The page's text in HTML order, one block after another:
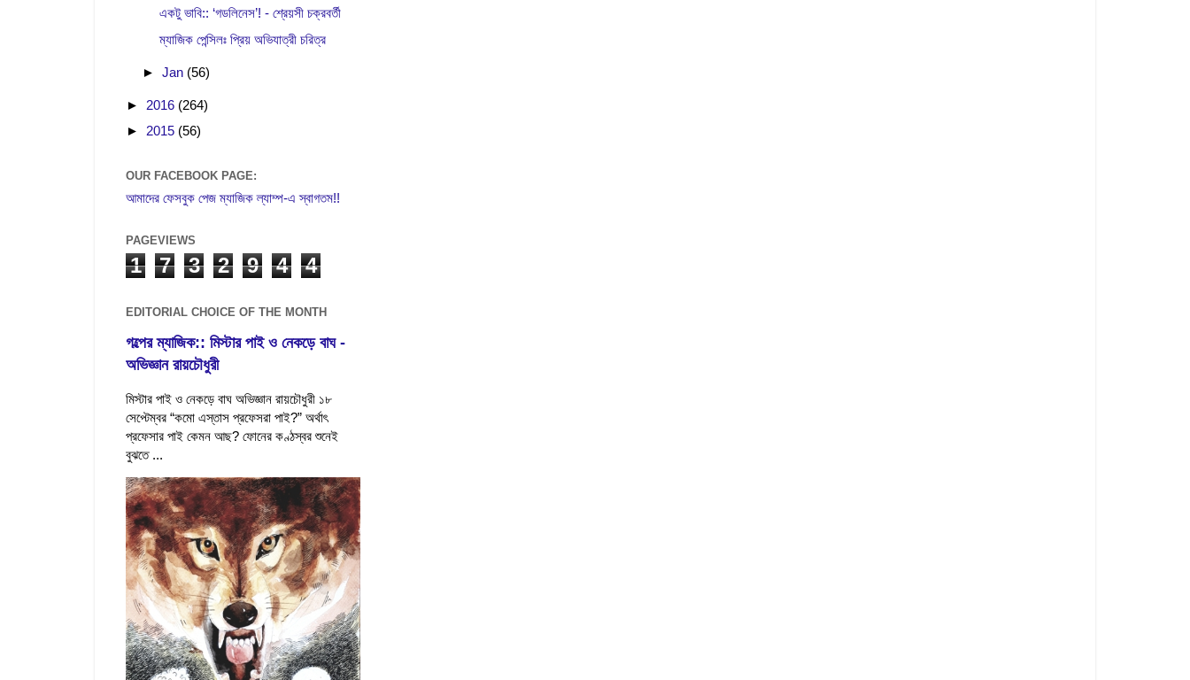
একটু ভাবি:: ‘গডলিনেস’! - শ্রেয়সী চক্রবর্তী
ম্যাজিক পেন্সিলঃ প্রিয় অভিযাত্রী চরিত্র
►Jan (56)
► 2016 (264)
► 2015 (56)
OUR FACEBOOK PAGE:
আমাদের ফেসবুক পেজ ম্যাজিক ল্যাম্প-এ স্বাগতম!!
PAGEVIEWS
1 7 3 2 9 4 4
EDITORIAL CHOICE OF THE MONTH
গল্পের ম্যাজিক:: মিস্টার পাই ও নেকড়ে বাঘ -
অভিজ্ঞান রায়চৌধুরী
মিস্টার পাই ও নেকড়ে বাঘ অভিজ্ঞান রায়চৌধুরী ১৮
সেপ্টেম্বর “কমো এস্তাস প্রফেসরা পাই?” অর্থাৎ
প্রফেসার পাই কেমন আছ? ফোনের কণ্ঠস্বর শুনেই
বুঝতে ...